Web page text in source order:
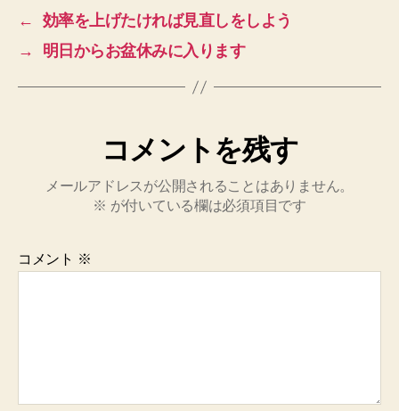
←
効率を上げたければ見直しをしよう
→
明日からお盆休みに入ります
コメントを残す
メールアドレスが公開されることはありません。
※ が付いている欄は必須項目です
コメント ※